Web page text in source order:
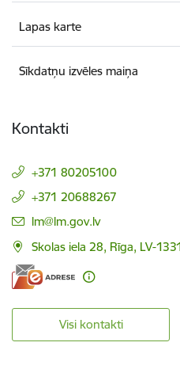
Lapas karte
Sīkdatņu izvēles maiņa
Kontakti
+371 80205100
+371 20688267
E-pasts:
lm@lm.gov.lv
Skolas iela 28, Rīga, LV-
Visi kontakti